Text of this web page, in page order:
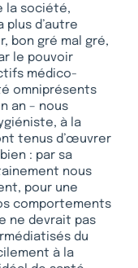
la société,
plus d’autre
bon gré mal gré,
le pouvoir
médico-
omniprésents
an – nous
à la
tenus d’œuvrer
: par sa
nous
pour une
comportements
ne devrait pas
du
à la